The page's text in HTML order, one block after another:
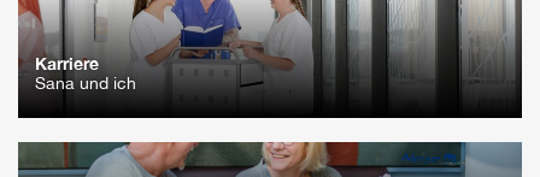
Karriere
Sana und ich